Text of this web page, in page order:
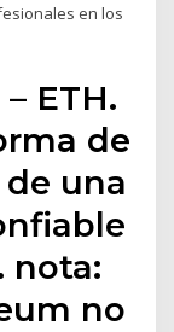
en los
ETH.
de
una
nota:
no